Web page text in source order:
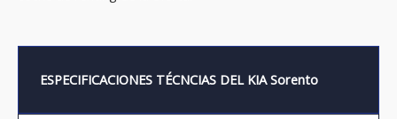
ESPECIFICACIONES TÉCNCIAS DEL KIA Sorento